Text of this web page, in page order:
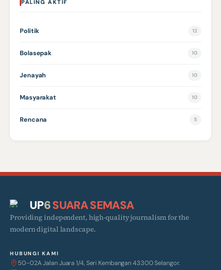
PALING AKTIF
Politik 12
Bolasepak 10
Jenayah 10
Masyarakat 10
Rencana 5
UP6SUARA SEMASA
Providing independent, high-quality journalism for the
modern digital landscape.
HUBUNGI KAMI
50-02A Jalan Juara 1/4, Seri Kembangan 43300 Selangor.